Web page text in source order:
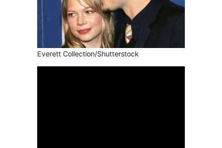
Everett Collection/Shutterstock